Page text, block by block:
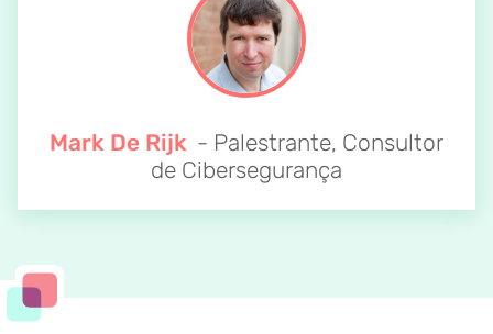
Mark De Rijk - Palestrante, Consultor
de Cibersegurança